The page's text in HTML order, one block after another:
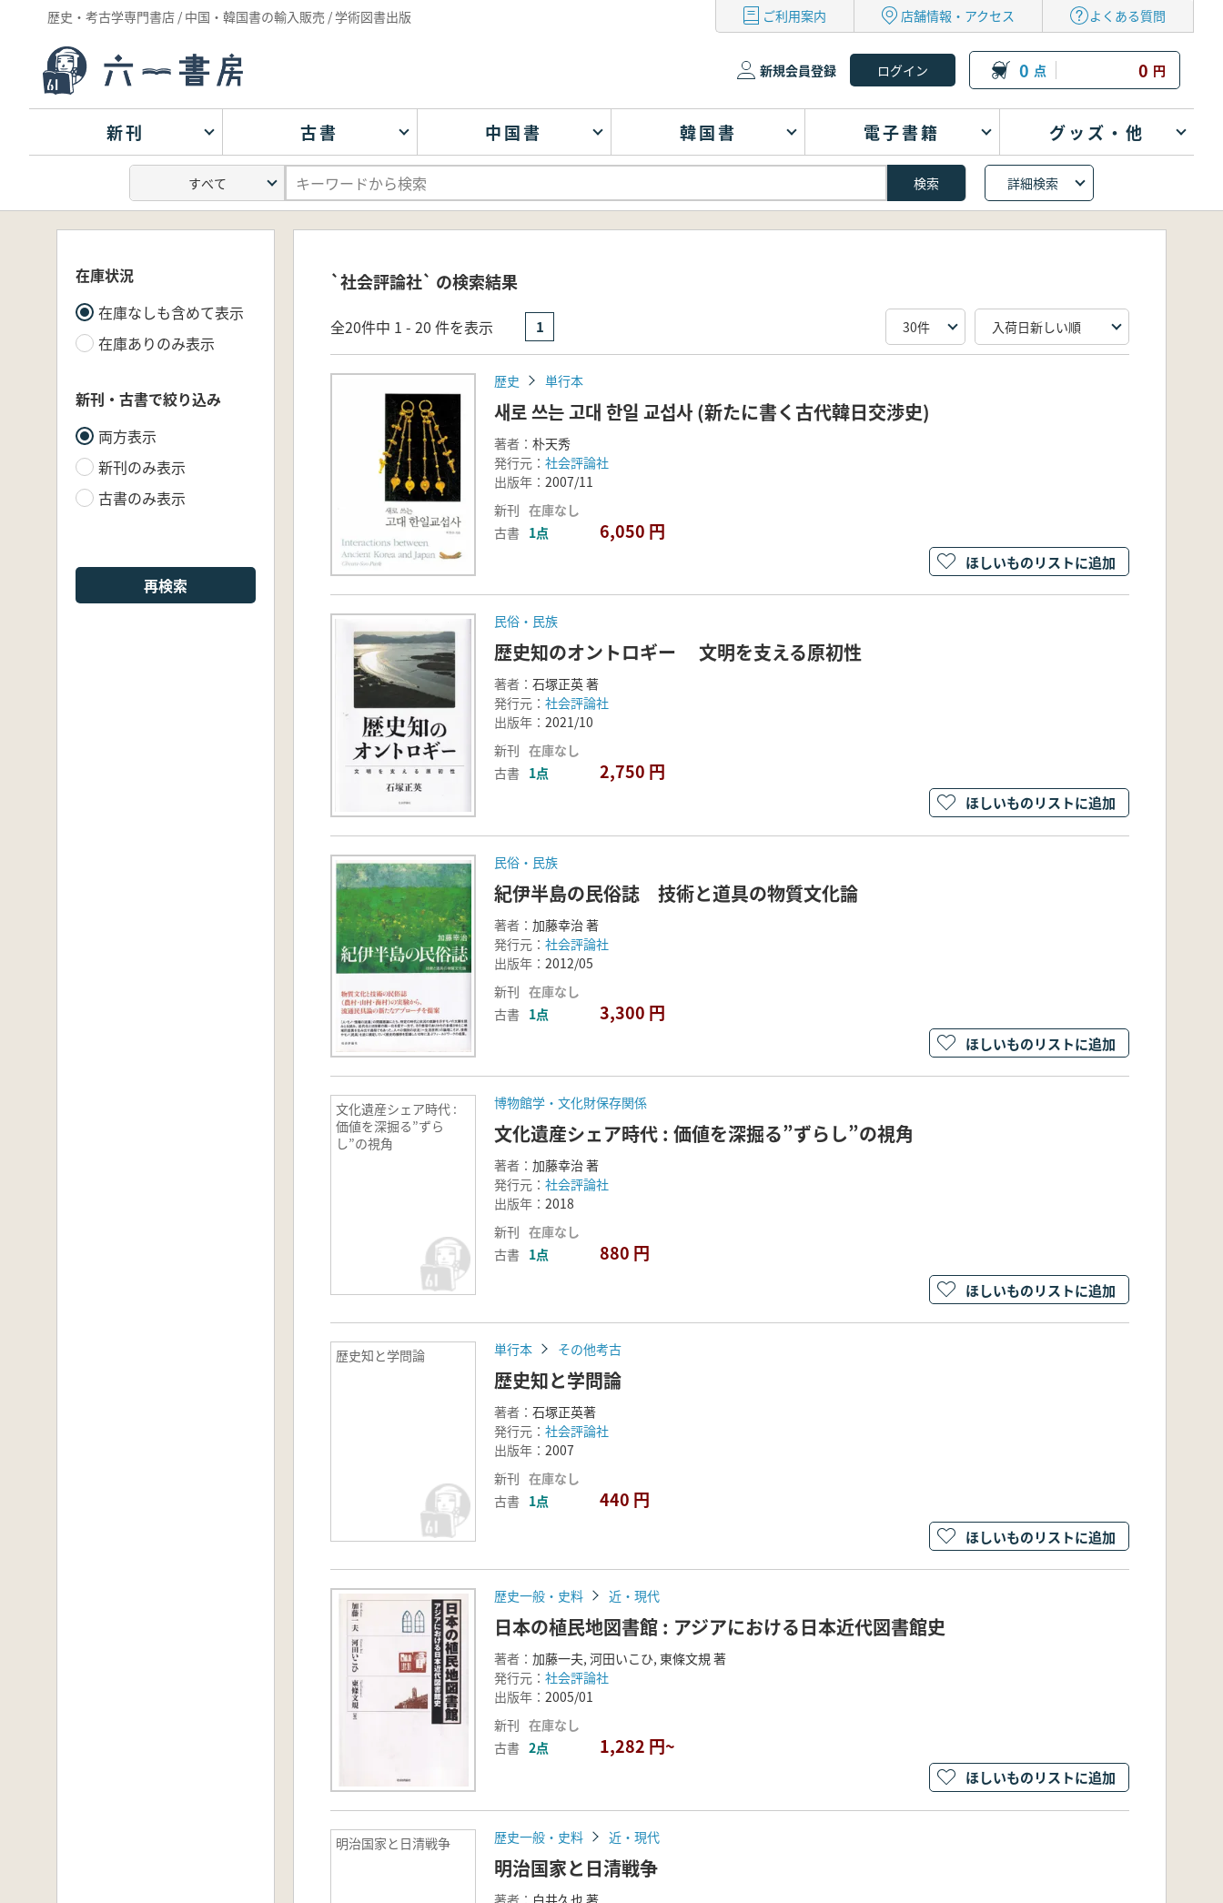
歴史・考古学専門書店 / 中国・韓国書の輸入販売 / 学術図書出版 ご利用案内 店舗情報・アクセス よくある質問
新規会員登録 0 点 0 円
新刊 古書 中国書 韓国書 電子書籍 グッズ・他
詳細検索
在庫状況
在庫なしも含めて表示
在庫ありのみ表示
新刊・古書で絞り込み
両方表示
新刊のみ表示
古書のみ表示
再検索
`社会評論社` の検索結果
全20件中 1 - 20 件を表示 1
歴史 単行本
새로 쓰는 고대 한일 교섭사 (新たに書く古代韓日交渉史)
著者： 朴天秀
発行元： 社会評論社
出版年： 2007/11
新刊 在庫なし
古書 1点 6,050 円
ほしいものリストに追加
民俗・民族
歴史知のオントロギー 文明を支える原初性
著者： 石塚正英 著
発行元： 社会評論社
出版年： 2021/10
新刊 在庫なし
古書 1点 2,750 円
ほしいものリストに追加
民俗・民族
紀伊半島の民俗誌 技術と道具の物質文化論
著者： 加藤幸治 著
発行元： 社会評論社
出版年： 2012/05
新刊 在庫なし
古書 1点 3,300 円
ほしいものリストに追加
文化遺産シェア時代 :
価値を深掘る”ずら
し”の視角
博物館学・文化財保存関係
文化遺産シェア時代 : 価値を深掘る”ずらし”の視角
著者： 加藤幸治 著
発行元： 社会評論社
出版年： 2018
新刊 在庫なし
古書 1点 880 円
ほしいものリストに追加
歴史知と学問論 単行本 その他考古
歴史知と学問論
著者： 石塚正英著
発行元： 社会評論社
出版年： 2007
新刊 在庫なし
古書 1点 440 円
ほしいものリストに追加
歴史一般・史料 近・現代
日本の植民地図書館 : アジアにおける日本近代図書館史
著者： 加藤一夫, 河田いこひ, 東條文規 著
発行元： 社会評論社
出版年： 2005/01
新刊 在庫なし
古書 2点 1,282 円~
ほしいものリストに追加
明治国家と日清戦争 歴史一般・史料 近・現代
明治国家と日清戦争
著者： 白井久也 著